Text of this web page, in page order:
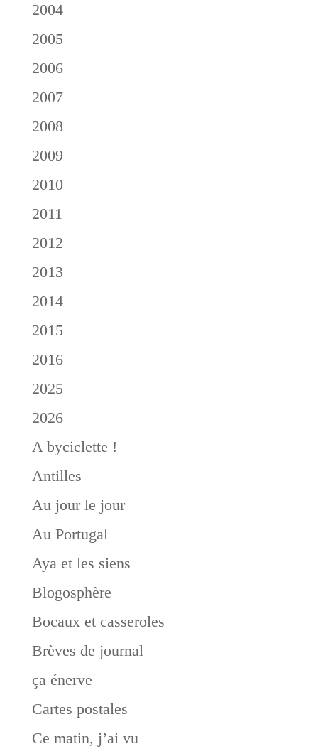
2004
2005
2006
2007
2008
2009
2010
2011
2012
2013
2014
2015
2016
2025
2026
A byciclette !
Antilles
Au jour le jour
Au Portugal
Aya et les siens
Blogosphère
Bocaux et casseroles
Brèves de journal
ça énerve
Cartes postales
Ce matin, j’ai vu